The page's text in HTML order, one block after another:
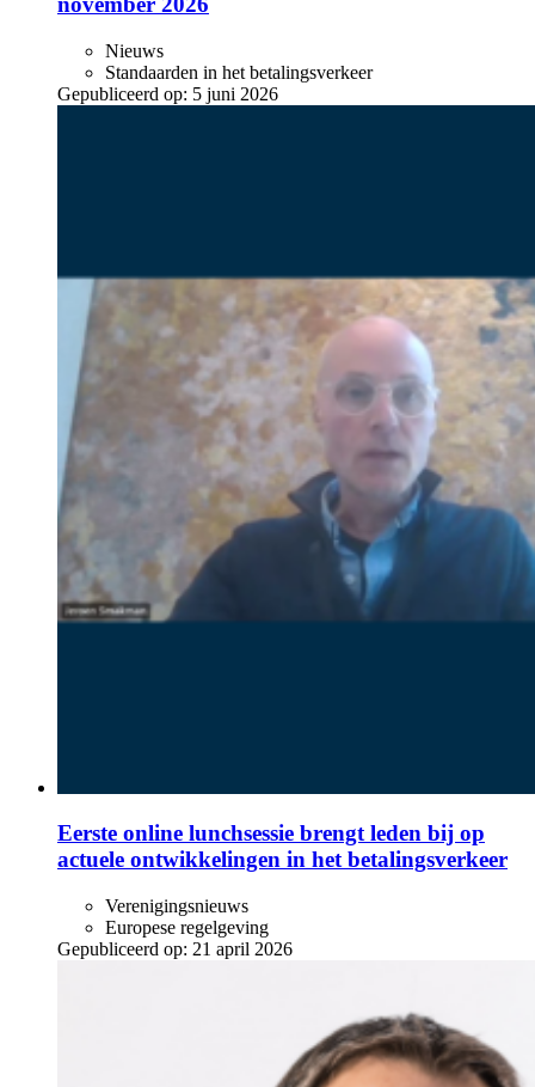
Nieuws
Standaarden in het betalingsverkeer
Gepubliceerd op: 5 juni 2026
Eerste online lunchsessie brengt leden bij op
actuele ontwikkelingen in het betalingsverkeer
Verenigingsnieuws
Europese regelgeving
Gepubliceerd op: 21 april 2026